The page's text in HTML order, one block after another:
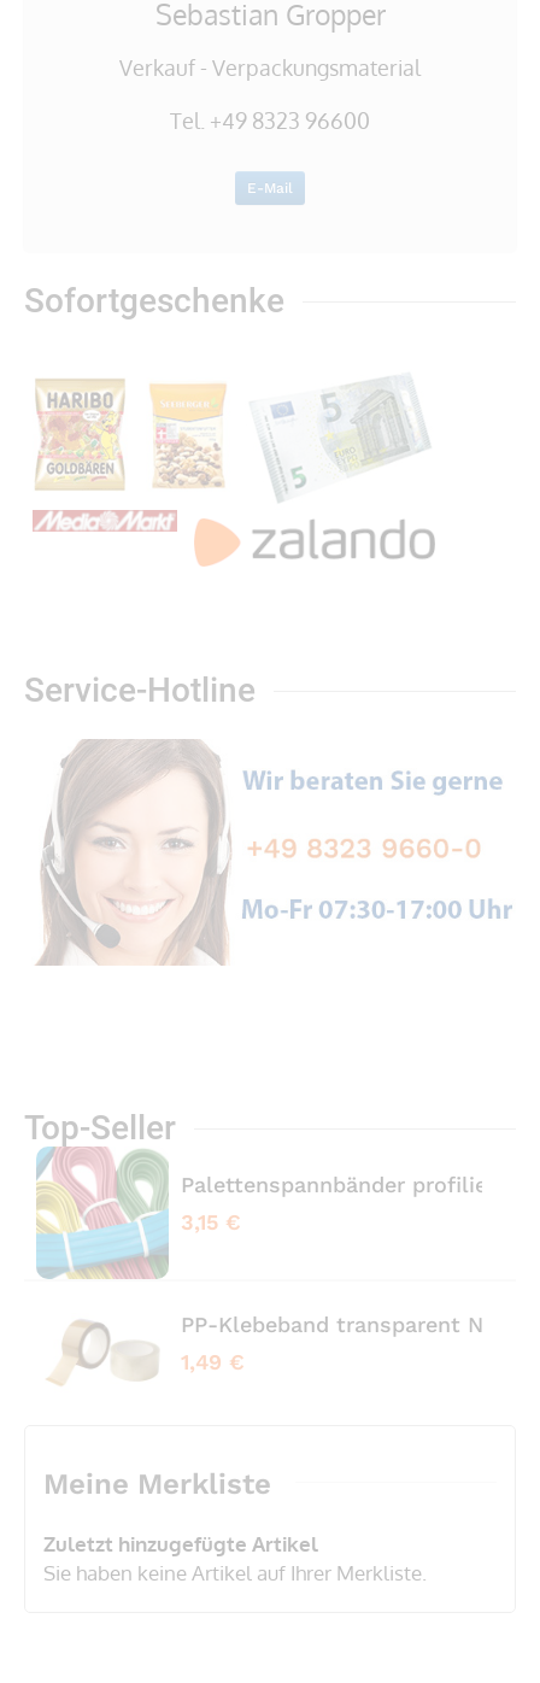
Sofortgeschenke
Service-Hotline
Top-Seller
Palettenspannbänder profiliert
3,15 €
PP-Klebeband transparent No
1,49 €
Meine Merkliste
Zuletzt hinzugefügte Artikel
Sie haben keine Artikel auf Ihrer Merkliste.
Sebastian Gropper
Verkauf - Verpackungsmaterial
Tel. +49 8323 96600
E-Mail